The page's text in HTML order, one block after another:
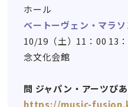
ホール
ベートーヴェン・マラソ
10/19（土）11：00 13
念文化会館
問 ジャパン・アーツ
https://music-